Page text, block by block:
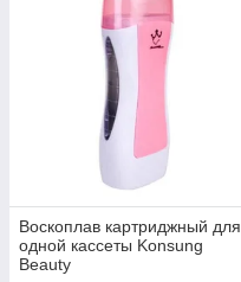
Воскоплав картриджный для
одной кассеты Konsung
Beauty